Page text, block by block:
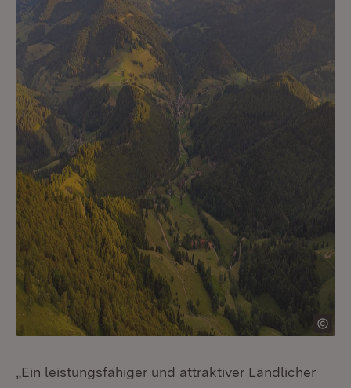
„Ein leistungsfähiger und attraktiver Ländlicher